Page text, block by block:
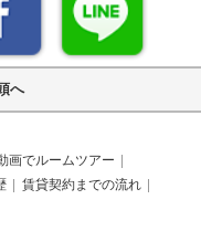
へ
画でルームツアー
賃貸契約までの流れ